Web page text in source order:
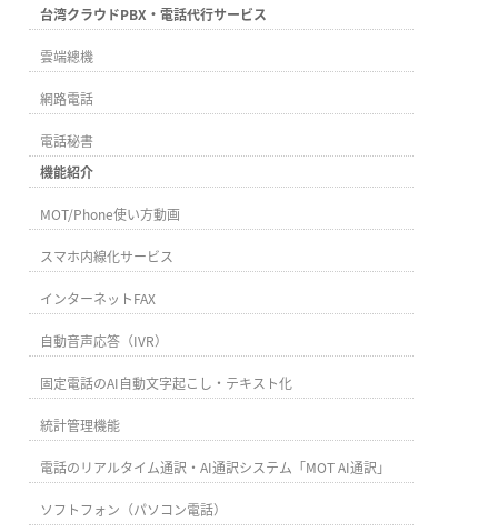
台湾クラウドPBX・電話代行サービス
雲端總機
網路電話
電話秘書
機能紹介
MOT/Phone使い方動画
スマホ内線化サービス
インターネットFAX
自動音声応答（IVR）
固定電話のAI自動文字起こし・テキスト化
統計管理機能
電話のリアルタイム通訳・AI通訳システム「MOT AI通訳」
ソフトフォン（パソコン電話）